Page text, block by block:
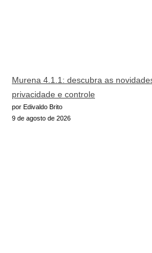
Murena 4.1.1: descubra as
privacidade e controle
por Edivaldo Brito
9 de agosto de 2026